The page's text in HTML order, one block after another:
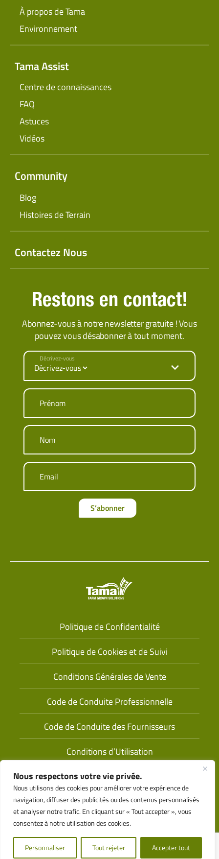
Nous respectons votre vie privée.
Nous utilisons des cookies pour améliorer votre expérience de
navigation, diffuser des publicités ou des contenus personnalisés
et analyser notre trafic. En cliquant sur « Tout accepter », vous
consentez à notre utilisation des cookies.
Personnaliser Tout rejeter Accepter tout
À propos de Tama
Environnement
Tama Assist
Centre de connaissances
FAQ
Astuces
Vidéos
Community
Blog
Histoires de Terrain
Contactez Nous
Restons en contact!
Abonnez-vous à notre newsletter gratuite ! Vous
pouvez vous désabonner à tout moment.
Décrivez-vous
Prénom
Nom
Email
S’abonner
Politique de Confidentialité
Politique de Cookies et de Suivi
Conditions Générales de Vente
Code de Conduite Professionnelle
Code de Conduite des Fournisseurs
Conditions d’Utilisation
© 2026 Tama Tous Droits Réservés Alimenté par